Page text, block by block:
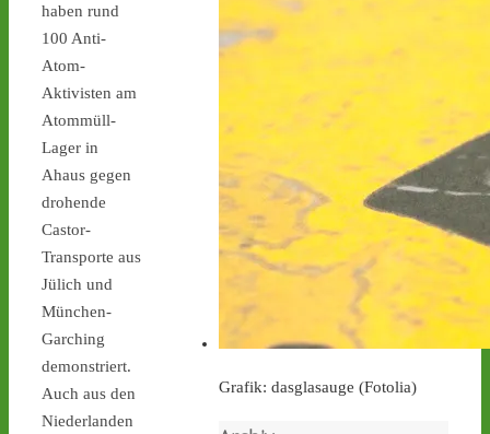
haben rund
100 Anti-
Atom-
Aktivisten am
Atommüll-
Lager in
Ahaus gegen
drohende
Castor-
Transporte aus
Jülich und
München-
Garching
demonstriert.
Auch aus den
Niederlanden
Castor stoppen!
@castorstoppen.bsky.social
⋅
Gegen 23.20 Uhr ist der
12. Castortransport im
Kreuz Holz abgebogen
Richtung Neuss auf die
A46 - castor-
stoppen.de/ticker/#route
#atommüll #castor
castor-stoppen.de
Ticker – Castor
stoppen!
Grafik: dasglasauge (Fotolia)